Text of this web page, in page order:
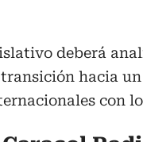
deberá
hacia
con